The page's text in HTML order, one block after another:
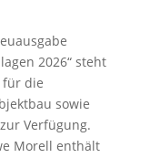
2026“ steht
für die
sowie
Verfügung.
Morell enthält